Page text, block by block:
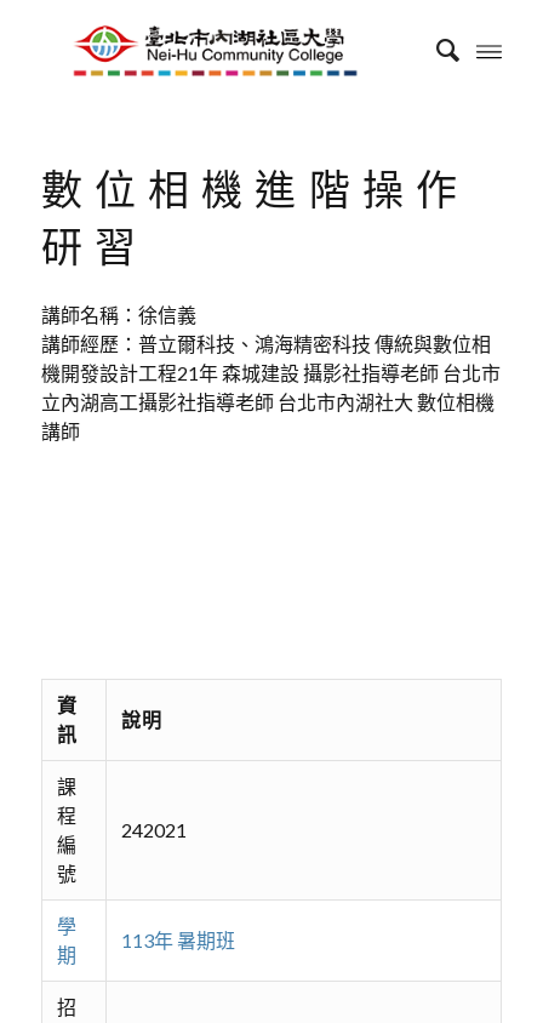
數位相機進階操作
研習
講師名稱：徐信義
講師經歷：普立爾科技、鴻海精密科技 傳統與數位相
機開發設計工程21年 森城建設 攝影社指導老師 台北市
立內湖高工攝影社指導老師 台北市內湖社大 數位相機
講師
資
訊
說明
課
程
編
號
242021
學
期
113年 暑期班
招